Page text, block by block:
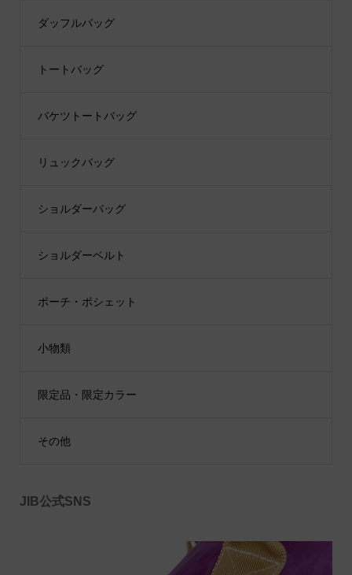
ダッフルバッグ
トートバッグ
バケツトートバッグ
リュックバッグ
ショルダーバッグ
ショルダーベルト
ポーチ・ポシェット
小物類
限定品・限定カラー
その他
JIB公式SNS